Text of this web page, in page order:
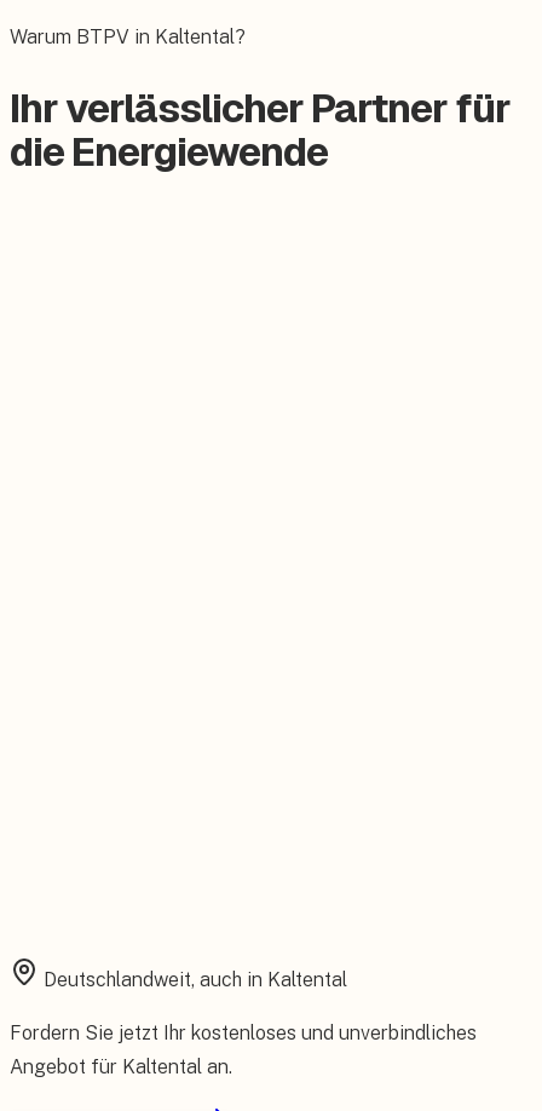
Warum BTPV in Kaltental?
Ihr verlässlicher Partner für
die Energiewende
Deutschlandweit, auch in Kaltental
Fordern Sie jetzt Ihr kostenloses und unverbindliches
Angebot für Kaltental an.